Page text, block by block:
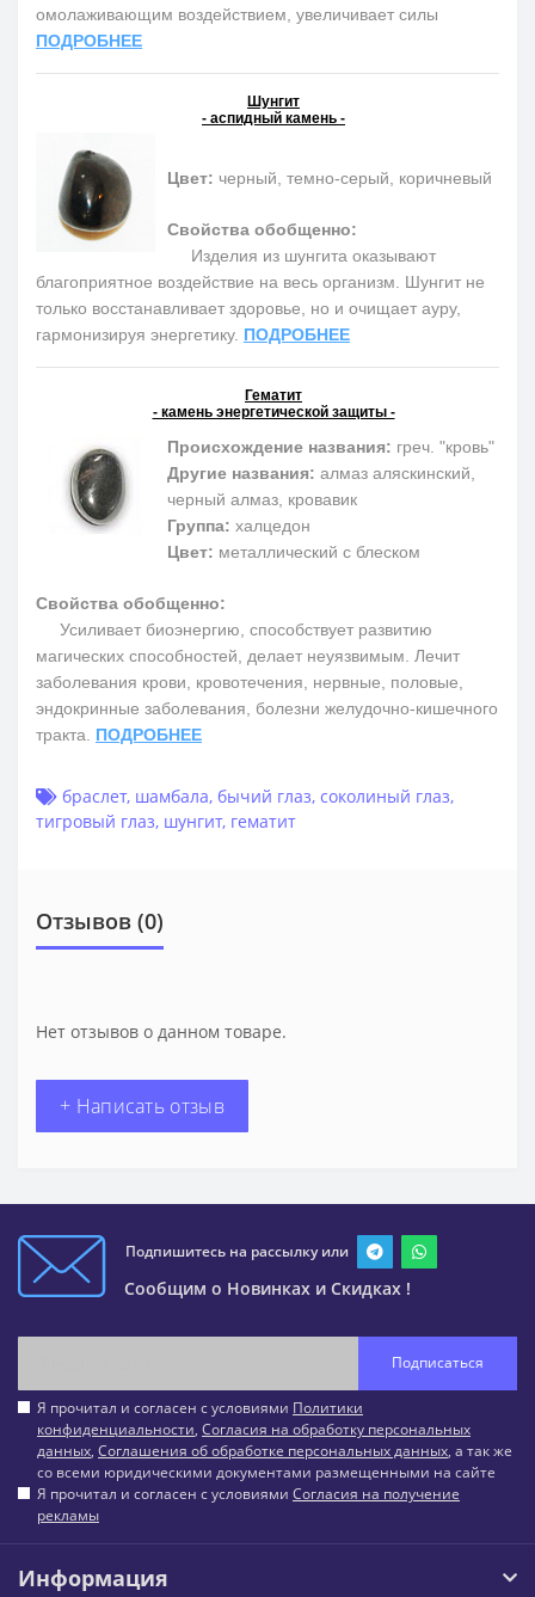
омолаживающим воздействием, увеличивает силы
ПОДРОБНЕЕ
Шунгит
- аспидный камень -
Цвет: черный, темно-серый, коричневый
Свойства обобщенно:
Изделия из шунгита оказывают
благоприятное воздействие на весь организм. Шунгит не
только восстанавливает здоровье, но и очищает ауру,
гармонизируя энергетику. ПОДРОБНЕЕ
Гематит
- камень энергетической защиты -
Происхождение названия: греч. "кровь"
Другие названия: алмаз аляскинский,
черный алмаз, кровавик
Группа: халцедон
Цвет: металлический с блеском
Свойства обобщенно:
Усиливает биоэнергию, способствует развитию
магических способностей, делает неуязвимым. Лечит
заболевания крови, кровотечения, нервные, половые,
эндокринные заболевания, болезни желудочно-кишечного
тракта. ПОДРОБНЕЕ
браслет, шамбала, бычий глаз, соколиный глаз,
тигровый глаз, шунгит, гематит
Отзывов (0)
Нет отзывов о данном товаре.
+ Написать отзыв
Подпишитесь на рассылку или
Сообщим о Новинках и Скидках !
Подписаться
Я прочитал и согласен с условиями Политики
конфиденциальности, Согласия на обработку персональных
данных, Соглашения об обработке персональных данных, а так же
со всеми юридическими документами размещенными на сайте
Я прочитал и согласен с условиями Согласия на получение
рекламы
Информация